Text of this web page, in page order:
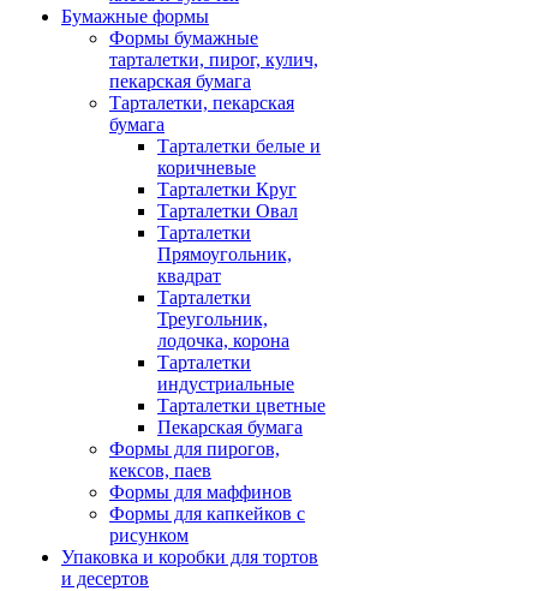
Бумажные формы
Формы бумажные
тарталетки, пирог, кулич,
пекарская бумага
Тарталетки, пекарская
бумага
Тарталетки белые и
коричневые
Тарталетки Круг
Тарталетки Овал
Тарталетки
Прямоугольник,
квадрат
Тарталетки
Треугольник,
лодочка, корона
Тарталетки
индустриальные
Тарталетки цветные
Пекарская бумага
Формы для пирогов,
кексов, паев
Формы для маффинов
Формы для капкейков с
рисунком
Упаковка и коробки для тортов
и десертов